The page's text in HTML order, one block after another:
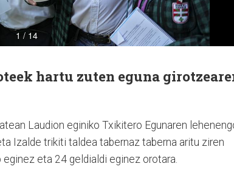
hartu zuten eguna
Laudion eginiko Txikitero Egunaren
Izalde trikiti taldea tabernaz taberna aritu ziren
eta 24 geldialdi eginez orotara.